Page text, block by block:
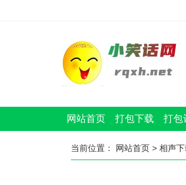
网站首页 打包下载 打包
当前位置： 网站首页 > 相声下